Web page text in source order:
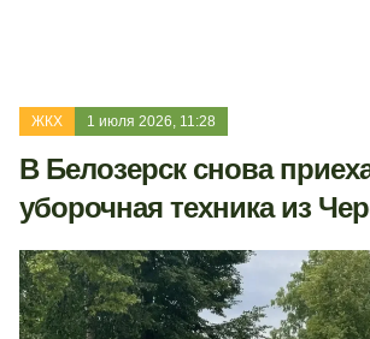
ЖКХ 1 июля 2026, 11:28
В Белозерск снова
уборочная техника из